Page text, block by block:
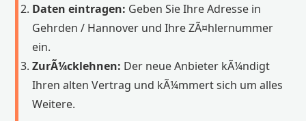
Daten eintragen: Geben Sie Ihre Adresse in
Gehrden / Hannover und Ihre ZÃ¤hlernummer
ein.
ZurÃ¼cklehnen: Der neue Anbieter kÃ¼ndigt
Ihren alten Vertrag und kÃ¼mmert sich um alles
Weitere.